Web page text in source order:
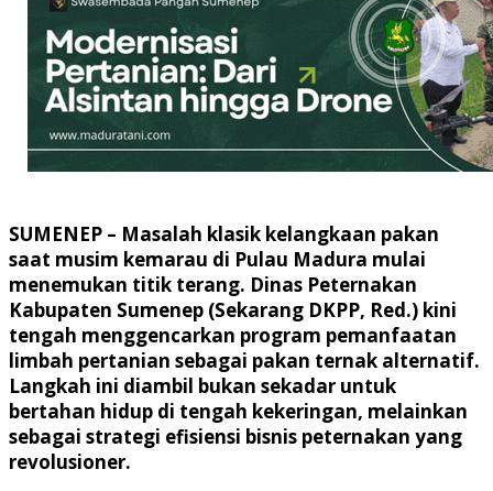
SUMENEP – Masalah klasik kelangkaan pakan
saat musim kemarau di Pulau Madura mulai
menemukan titik terang. Dinas Peternakan
Kabupaten Sumenep (Sekarang DKPP, Red.) kini
tengah menggencarkan program pemanfaatan
limbah pertanian sebagai pakan ternak alternatif.
Langkah ini diambil bukan sekadar untuk
bertahan hidup di tengah kekeringan, melainkan
sebagai strategi efisiensi bisnis peternakan yang
revolusioner.